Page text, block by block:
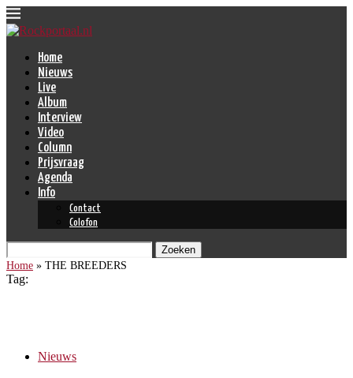
Home
Nieuws
Live
Album
Interview
Video
Column
Prijsvraag
Agenda
Info
Contact
Colofon
Zoeken
Home » THE BREEDERS
Tag:
Nieuws